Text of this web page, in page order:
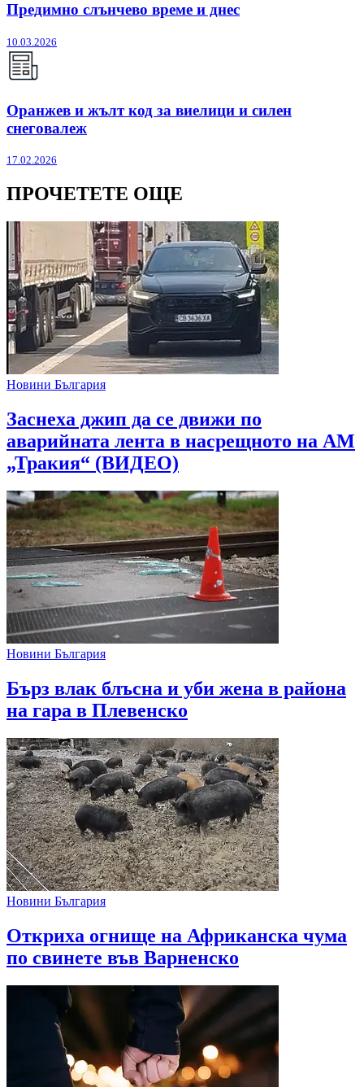
Предимно слънчево време и днес
10.03.2026
Оранжев и жълт код за виелици и силен
снеговалеж
17.02.2026
ПРОЧЕТЕТЕ ОЩЕ
Новини България
Заснеха джип да се движи по
аварийната лента в насрещното на АМ
„Тракия“ (ВИДЕО)
Новини България
Бърз влак блъсна и уби жена в района
на гара в Плевенско
Новини България
Откриха огнище на Африканска чума
по свинете във Варненско